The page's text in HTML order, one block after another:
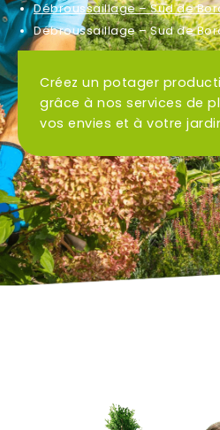
Débroussaillage – Sud de
Débroussaillage – Sud de
Créez un potager
grâce à nos services de
vos envies et à votre
E-mail*
Téléphone*
Ville*
Service(s) souhaité(s)